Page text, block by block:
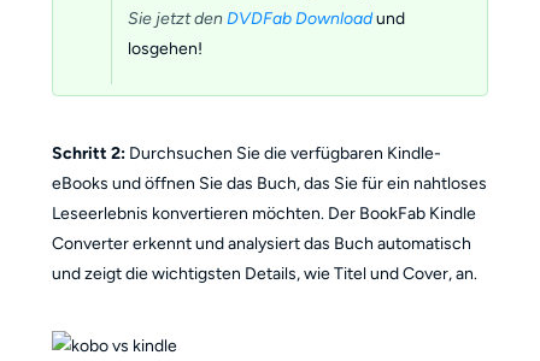
Sie jetzt den DVDFab Downloadund
losgehen!
Schritt 2: Durchsuchen Sie die verfügbaren Kindle-
eBooks und öffnen Sie das Buch, das Sie für ein nahtloses
Leseerlebnis konvertieren möchten. Der BookFab Kindle
Converter erkennt und analysiert das Buch automatisch
und zeigt die wichtigsten Details, wie Titel und Cover, an.